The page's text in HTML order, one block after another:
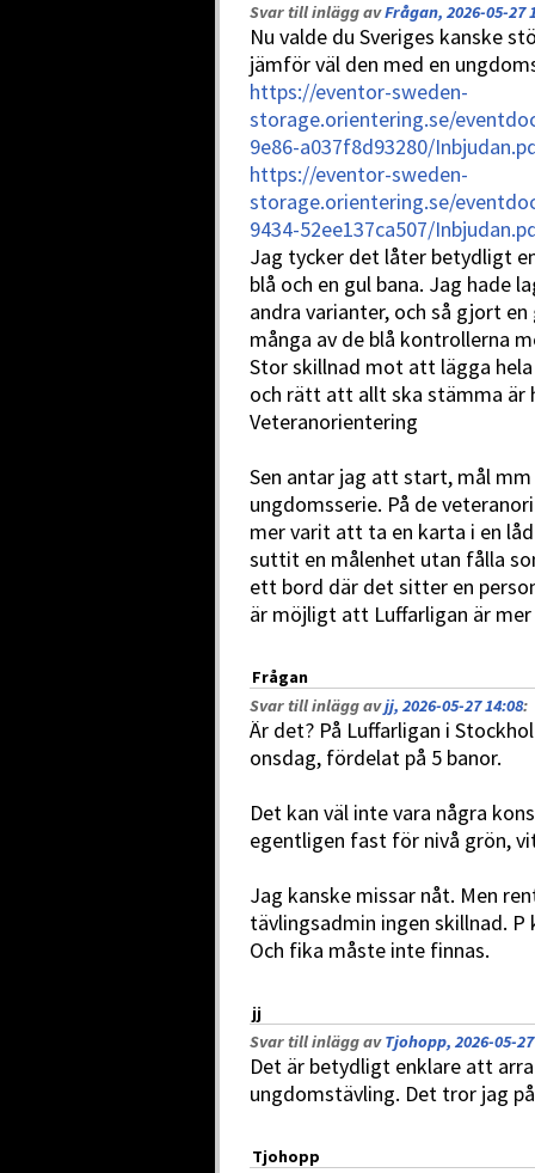
Svar till inlägg avFrågan, 2026-05-27
Nu valde du Sveriges kanske
jämför väl den med en
https://eventor-sweden-
storage.orientering.se/
9e86-a037f8d93280/
https://eventor-sweden-
storage.orientering.se/
9434-52ee137ca507/
Jag tycker det låter betydligt
blå och en gul bana. Jag hade
andra varianter, och så gjort
många av de blå kontrollerna
Stor skillnad mot att lägga
och rätt att allt ska stämma är
Veteranorientering
Sen antar jag att start, mål mm
ungdomsserie. På de
mer varit att ta en karta i en
suttit en målenhet utan fålla
ett bord där det sitter en
är möjligt att Luffarligan är mer
Frågan
Svar till inlägg avjj, 2026-05-27 14:08:
Är det? På Luffarligan i
onsdag, fördelat på 5 banor.
Det kan väl inte vara några
egentligen fast för nivå grön,
Jag kanske missar nåt. Men
tävlingsadmin ingen skillnad.
Och fika måste inte finnas.
jj
Svar till inlägg avTjohopp, 2026-05-
Det är betydligt enklare att
ungdomstävling. Det tror jag
Tjohopp